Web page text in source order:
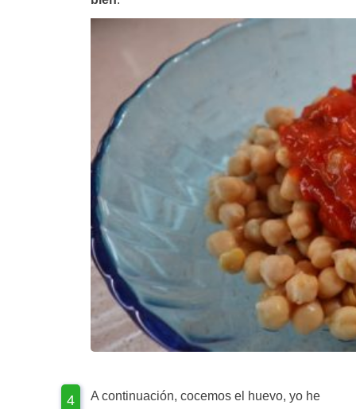
A continuación, cocemos el huevo, yo he